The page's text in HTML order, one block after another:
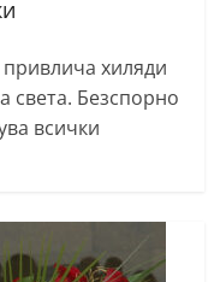
хиляди
света. Безспорно
всички